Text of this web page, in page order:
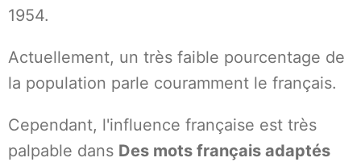
1954.
Actuellement, un très faible pourcentage de
la population parle couramment le français.
Cependant, l'influence française est très
palpable dans Des mots français adaptés